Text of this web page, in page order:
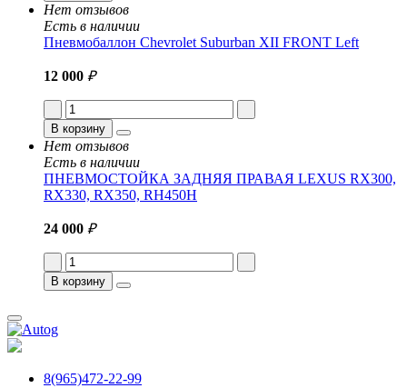
Нет отзывов
Есть в наличии
Пневмобаллон Chevrolet Suburban XII FRONT Left
12 000 ₽
В корзину
Нет отзывов
Есть в наличии
ПНЕВМОСТОЙКА ЗАДНЯЯ ПРАВАЯ LEXUS RX300,
RX330, RX350, RH450H
24 000 ₽
В корзину
8(965)472-22-99